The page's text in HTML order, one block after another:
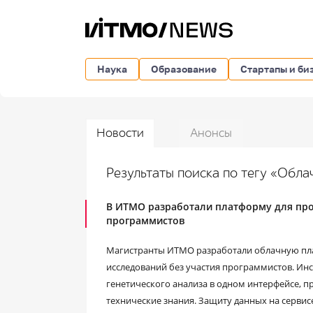
Наука Образование Стартапы и
Новости Анонсы
Результаты поиска по тегу
В ИТМО разработали платформу для
программистов
Магистранты ИТМО разработали облачную
исследований без участия программистов.
генетического анализа в одном
технические знания. Защиту данных на